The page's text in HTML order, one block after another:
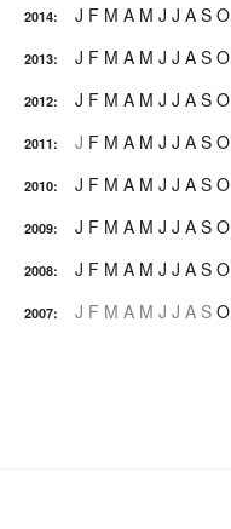
2014: J F M A M J J A S O
2013: J F M A M J J A S O
2012: J F M A M J J A S O
2011: J F M A M J J A S O
2010: J F M A M J J A S O
2009: J F M A M J J A S O
2008: J F M A M J J A S O
2007: J F M A M J J A S O